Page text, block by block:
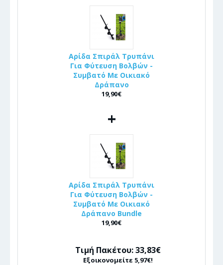
Αρίδα Σπιράλ Τρυπάνι
Για Φύτευση Βολβών -
Συμβατό Με Οικιακό
Δράπανο
19,90€
+
Αρίδα Σπιράλ Τρυπάνι
Για Φύτευση Βολβών -
Συμβατό Με Οικιακό
Δράπανο Bundle
19,90€
Τιμή Πακέτου: 33,83€
Εξοικονομείτε 5,97€!